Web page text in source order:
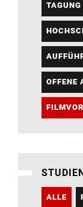
TAGUNG
OFFENE
ALLE